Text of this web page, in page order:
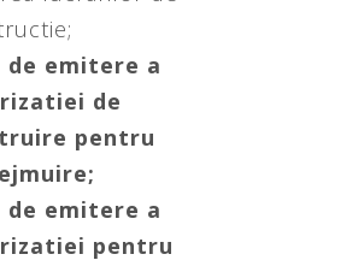
de emitere a
de
pentru
de emitere a
pentru